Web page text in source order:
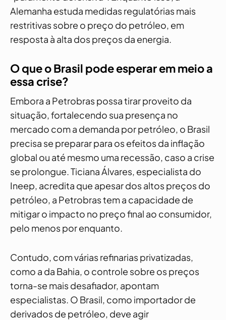
Alemanha estuda medidas regulatórias mais
restritivas sobre o preço do petróleo, em
resposta à alta dos preços da energia.
O que o Brasil pode esperar em meio a
essa crise?
Embora a Petrobras possa tirar proveito da
situação, fortalecendo sua presença no
mercado com a demanda por petróleo, o Brasil
precisa se preparar para os efeitos da inflação
global ou até mesmo uma recessão, caso a crise
se prolongue. Ticiana Álvares, especialista do
Ineep, acredita que apesar dos altos preços do
petróleo, a Petrobras tem a capacidade de
mitigar o impacto no preço final ao consumidor,
pelo menos por enquanto.
Contudo, com várias refinarias privatizadas,
como a da Bahia, o controle sobre os preços
torna-se mais desafiador, apontam
especialistas. O Brasil, como importador de
derivados de petróleo, deve agir